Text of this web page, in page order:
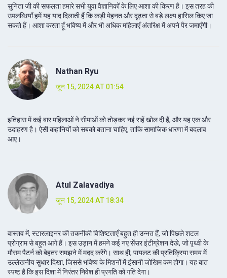
सुनिता जी की सफलता हमारे सभी युवा वैज्ञानिकों के लिए आशा की किरण है। इस तरह की
उपलब्धियाँ हमें यह याद दिलाती हैं कि कड़ी मेहनत और दृढ़ता से बड़े लक्ष्य हासिल किए जा
सकते हैं। आशा करता हूँ भविष्य में और भी अधिक महिलाएँ अंतरिक्ष में अपने पैर जमाएँगी।
Nathan Ryu
जून 15, 2024 AT 01:54
इतिहास में कई बार महिलाओं ने सीमाओं को तोड़कर नई राहें खोल दी हैं, और यह एक और
उदाहरण है। ऐसी कहानियों को सबको बताना चाहिए, ताकि सामाजिक धारणा में बदलाव
आए।
Atul Zalavadiya
जून 15, 2024 AT 18:34
वास्तव में, स्टारलाइनर की तकनीकी विशिष्टताएँ बहुत ही उन्नत हैं, जो पिछले शटल
प्रोग्राम से बहुत आगे हैं। इस उड़ान में हमने कई नए सेंसर इंटीग्रेशन देखे, जो पृथ्वी के
मौसम पैटर्न को बेहतर समझने में मदद करेंगे। साथ ही, पायलट की प्रतिक्रिया समय में
उल्लेखनीय सुधार दिखा, जिससे भविष्‍य के मिशनों में इंसानी जोखिम कम होगा। यह बात
स्पष्ट है कि इस दिशा में निरंतर निवेश ही प्रगति को गति देगा।